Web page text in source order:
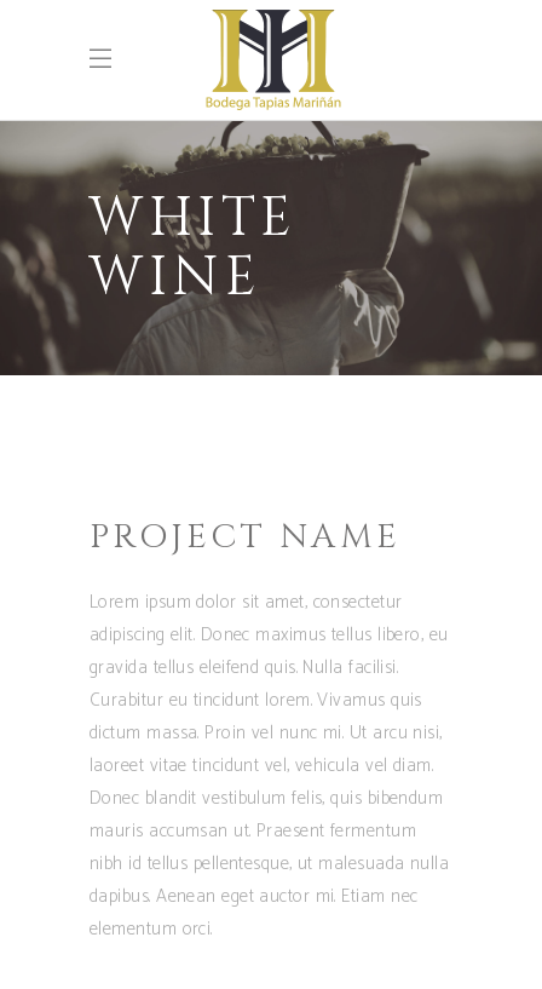
WHITE
WINE
PROJECT NAME
Lorem ipsum dolor sit amet, consectetur
adipiscing elit. Donec maximus tellus libero, eu
gravida tellus eleifend quis. Nulla facilisi.
Curabitur eu tincidunt lorem. Vivamus quis
dictum massa. Proin vel nunc mi. Ut arcu nisi,
laoreet vitae tincidunt vel, vehicula vel diam.
Donec blandit vestibulum felis, quis bibendum
mauris accumsan ut. Praesent fermentum
nibh id tellus pellentesque, ut malesuada nulla
dapibus. Aenean eget auctor mi. Etiam nec
elementum orci.